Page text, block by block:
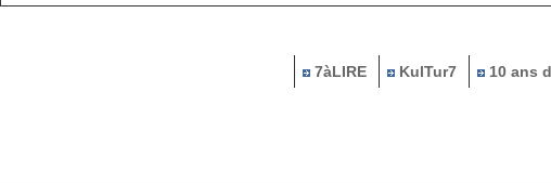
7àLIRE KulTur7 10 ans